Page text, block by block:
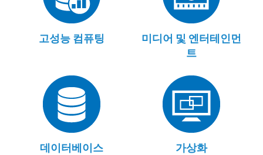
고성능 컴퓨팅
미디어 및 엔터테인먼
트
데이터베이스 가상화